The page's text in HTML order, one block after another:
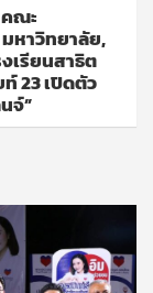
ณะ
หาวิทยาลัย,
เรียนสาธิต
23 เปิดตัว
จ์”